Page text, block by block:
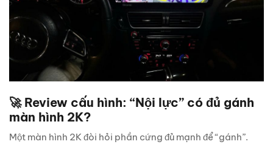
🚀 Review cấu hình: “Nội lực” có đủ gánh
màn hình 2K?
Một màn hình 2K đòi hỏi phần cứng đủ mạnh để “gánh”.